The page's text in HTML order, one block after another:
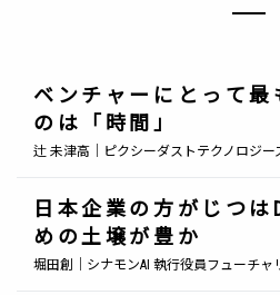
ベンチャーにとって最
のは「時間」
辻 未津高｜ピクシーダストテクノロジー
日本企業の方がじつは
めの土壌が豊か
堀田創｜シナモンAI 執行役員フューチャ